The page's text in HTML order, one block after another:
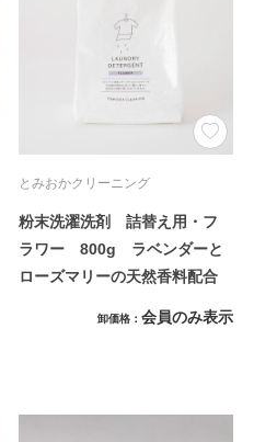
とみおかクリーニング
粉末洗濯洗剤 詰替え用・フ
ラワー 800g ラベンダーと
ローズマリーの天然香料配合
卸価格 会員のみ表示